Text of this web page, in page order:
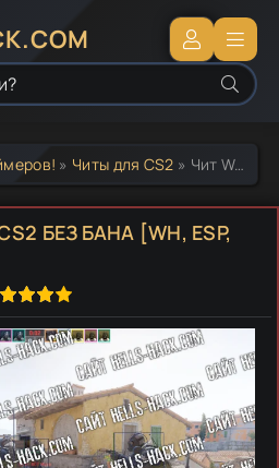
» Читы для CS2 » Чит Wallhack на CS2 без бана [Wh, ESP, Vac Bypass] 2025
БЕЗ БАНА [WH, ESP,